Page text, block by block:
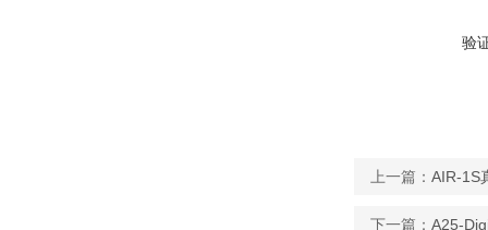
验
上一篇： AIR-1S
下一篇： A25-